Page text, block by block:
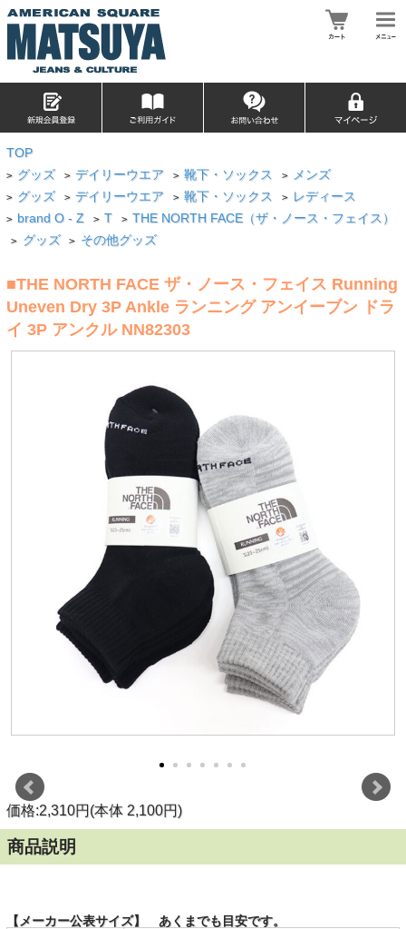
TOP
> グッズ > デイリーウエア > 靴下・ソックス > メンズ
> グッズ > デイリーウエア > 靴下・ソックス > レディース
> brand O - Z > T > THE NORTH FACE（ザ・ノース・フェイス）
> グッズ > その他グッズ
■THE NORTH FACE ザ・ノース・フェイス Running
Uneven Dry 3P Ankle ランニング アンイーブン ドラ
イ 3P アンクル NN82303
価格:2,310円(本体 2,100円)
商品説明
【メーカー公表サイズ】 あくまでも目安です。